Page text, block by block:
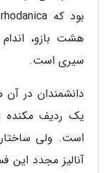
هشت بازو،
سیری است.
دانشمندان در
یک ردیف مکنده
است. ولی
آنالیز مجدد این